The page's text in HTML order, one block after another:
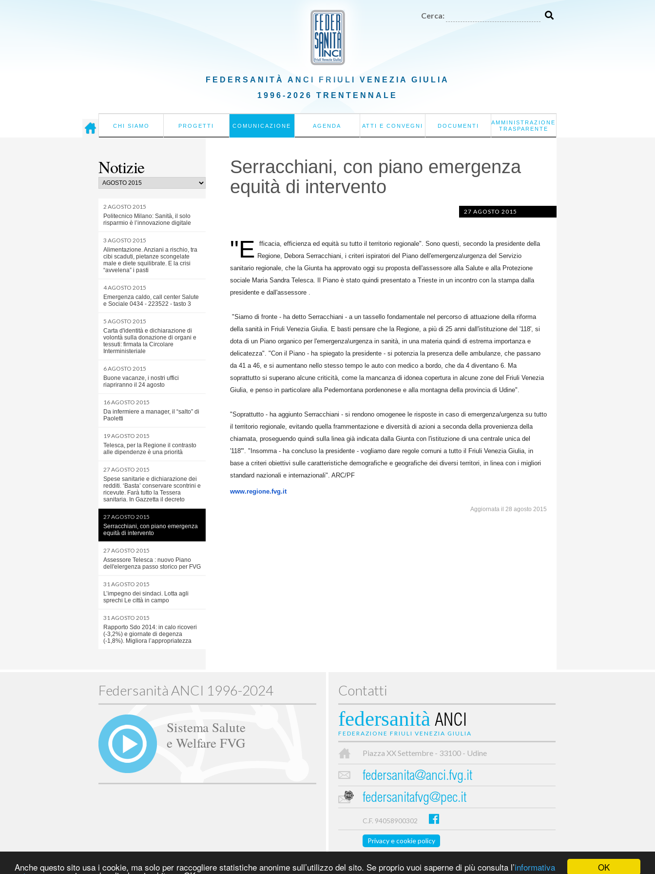
OK
Anche questo sito usa i cookie, ma solo per raccogliere statistiche anonime sull’utilizzo del sito. Se proprio vuoi saperne di più consulta l’informativa
Cerca:
FEDERSANITÀ ANCI FRIULI VENEZIA GIULIA
1996-2026 TRENTENNALE
CHI SIAMO PROGETTI COMUNICAZIONE AGENDA ATTI E CONVEGNI DOCUMENTI
AMMINISTRAZIONE
TRASPARENTE
Notizie
2 AGOSTO 2015
Politecnico Milano: Sanità, il solo
risparmio è l’innovazione digitale
3 AGOSTO 2015
Alimentazione. Anziani a rischio, tra
cibi scaduti, pietanze scongelate
male e diete squilibrate. E la crisi
“avvelena” i pasti
4 AGOSTO 2015
Emergenza caldo, call center Salute
e Sociale 0434 - 223522 - tasto 3
5 AGOSTO 2015
Carta d'identità e dichiarazione di
volontà sulla donazione di organi e
tessuti: firmata la Circolare
Interministeriale
6 AGOSTO 2015
Buone vacanze, i nostri uffici
riapriranno il 24 agosto
16 AGOSTO 2015
Da infermiere a manager, il “salto” di
Paoletti
19 AGOSTO 2015
Telesca, per la Regione il contrasto
alle dipendenze è una priorità
27 AGOSTO 2015
Spese sanitarie e dichiarazione dei
redditi. ‘Basta’ conservare scontrini e
ricevute. Farà tutto la Tessera
sanitaria. In Gazzetta il decreto
27 AGOSTO 2015
Serracchiani, con piano emergenza
equità di intervento
27 AGOSTO 2015
Assessore Telesca : nuovo Piano
dell'elergenza passo storico per FVG
31 AGOSTO 2015
L’impegno dei sindaci. Lotta agli
sprechi Le città in campo
31 AGOSTO 2015
Rapporto Sdo 2014: in calo ricoveri
(-3,2%) e giornate di degenza
(-1,8%). Migliora l’appropriatezza
Serracchiani, con piano emergenza
equità di intervento
27 AGOSTO 2015
"E
fficacia, efficienza ed equità su tutto il territorio regionale". Sono questi, secondo la presidente della
Regione, Debora Serracchiani, i criteri ispiratori del Piano dell'emergenza\urgenza del Servizio
sanitario regionale, che la Giunta ha approvato oggi su proposta dell'assessore alla Salute e alla Protezione
sociale Maria Sandra Telesca. Il Piano è stato quindi presentato a Trieste in un incontro con la stampa dalla
presidente e dall'assessore .
"Siamo di fronte - ha detto Serracchiani - a un tassello fondamentale nel percorso di attuazione della riforma
della sanità in Friuli Venezia Giulia. E basti pensare che la Regione, a più di 25 anni dall'istituzione del '118', si
dota di un Piano organico per l'emergenza\urgenza in sanità, in una materia quindi di estrema importanza e
delicatezza". "Con il Piano - ha spiegato la presidente - si potenzia la presenza delle ambulanze, che passano
da 41 a 46, e si aumentano nello stesso tempo le auto con medico a bordo, che da 4 diventano 6. Ma
soprattutto si superano alcune criticità, come la mancanza di idonea copertura in alcune zone del Friuli Venezia
Giulia, e penso in particolare alla Pedemontana pordenonese e alla montagna della provincia di Udine".
"Soprattutto - ha aggiunto Serracchiani - si rendono omogenee le risposte in caso di emergenza/urgenza su tutto
il territorio regionale, evitando quella frammentazione e diversità di azioni a seconda della provenienza della
chiamata, proseguendo quindi sulla linea già indicata dalla Giunta con l'istituzione di una centrale unica del
'118'". "Insomma - ha concluso la presidente - vogliamo dare regole comuni a tutto il Friuli Venezia Giulia, in
base a criteri obiettivi sulle caratteristiche demografiche e geografiche dei diversi territori, in linea con i migliori
standard nazionali e internazionali". ARC/PF
www.regione.fvg.it
Aggiornata il 28 agosto 2015
Federsanità ANCI 1996-2024
Sistema Salute
e Welfare FVG
Contatti
federsanità ANCI
FEDERAZIONE FRIULI VENEZIA GIULIA
Piazza XX Settembre - 33100 - Udine
federsanita@anci.fvg.it
federsanitafvg@pec.it
C.F. 94058900302
Privacy e cookie policy